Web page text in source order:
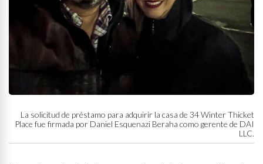
La solicitud de préstamo para adquirir la casa de 34 Winter Thicket
Place fue firmada por Daniel Esquenazi Beraha como gerente de DAI
LLC.